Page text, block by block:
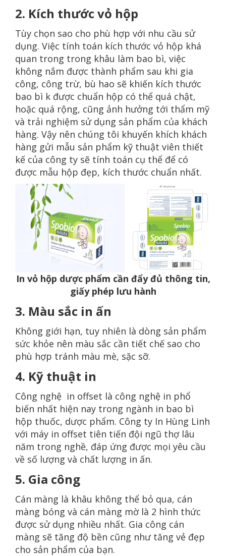
2. Kích thước vỏ hộp
Tùy chọn sao cho phù hợp với nhu cầu sử
dụng. Việc tính toán kích thước vỏ hộp khá
quan trong trong khâu làm bao bì, việc
không nắm được thành phẩm sau khi gia
công, công trừ, bù hao sẽ khiến kích thước
bao bì k được chuẩn hộp có thể quá chật,
hoặc quá rộng, cũng ảnh hưởng tới thẩm mỹ
và trải nghiệm sử dụng sản phẩm của khách
hàng. Vậy nên chúng tôi khuyến khích khách
hàng gửi mẫu sản phẩm kỹ thuật viên thiết
kế của công ty sẽ tính toán cụ thể để có
được mẫu hộp đẹp, kích thước chuẩn nhất.
In vỏ hộp dược phẩm cần đẩy đủ thông tin,
giấy phép lưu hành
3. Màu sắc in ấn
Không giới hạn, tuy nhiên là dòng sản phẩm
sức khỏe nên màu sắc cần tiết chế sao cho
phù hợp tránh màu mè, sặc sỡ.
4. Kỹ thuật in
Công nghệ in offset là công nghệ in phổ
biến nhất hiện nay trong ngành in bao bì
hộp thuốc, dược phẩm. Công ty In Hùng Linh
với máy in offset tiên tiến đội ngũ thợ lâu
năm trong nghề, đáp ứng được mọi yêu cầu
về số lượng và chất lượng in ấn.
5. Gia công
Cán màng là khâu không thể bỏ qua, cán
màng bóng và cán màng mờ là 2 hình thức
được sử dụng nhiều nhất. Gia công cán
màng sẽ tăng độ bền cũng như tăng vẻ đẹp
cho sản phẩm của bạn.